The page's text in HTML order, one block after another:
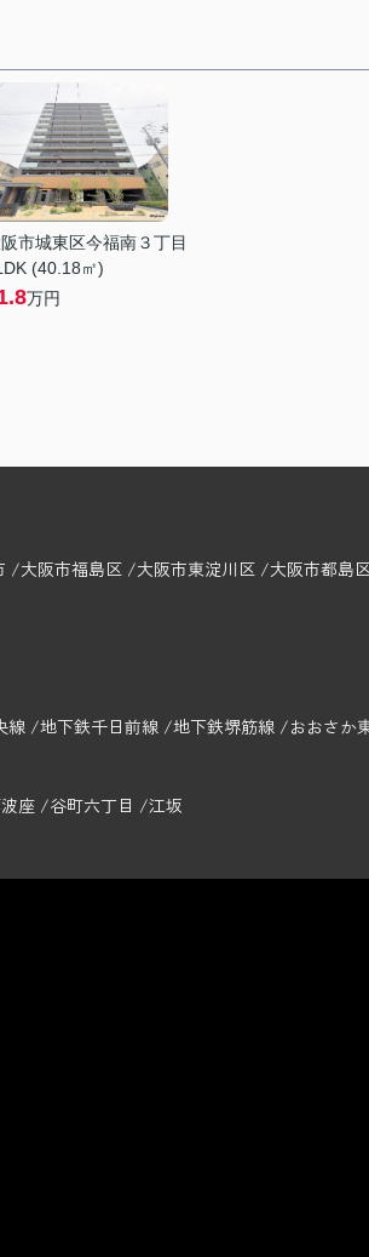
市城東区今福南３丁目
(40.18㎡)
万円
大阪市福島区 大阪市東淀川区 大阪市都島
線 地下鉄千日前線 地下鉄堺筋線 おおさか
座 谷町六丁目 江坂